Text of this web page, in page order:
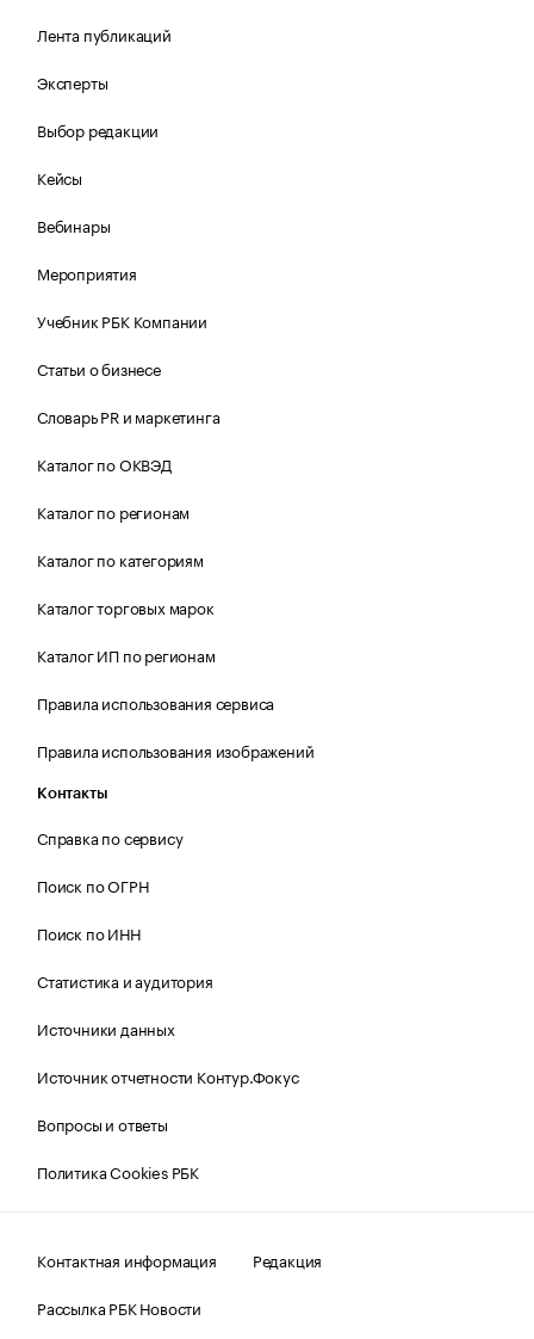
Лента публикаций
Эксперты
Выбор редакции
Кейсы
Вебинары
Мероприятия
Учебник РБК Компании
Статьи о бизнесе
Словарь PR и маркетинга
Каталог по ОКВЭД
Каталог по регионам
Каталог по категориям
Каталог торговых марок
Каталог ИП по регионам
Правила использования сервиса
Правила использования изображений
Контакты
Справка по сервису
Поиск по ОГРН
Поиск по ИНН
Статистика и аудитория
Источники данных
Источник отчетности Контур.Фокус
Вопросы и ответы
Политика Cookies РБК
Контактная информация
Редакция
Рассылка РБК Новости